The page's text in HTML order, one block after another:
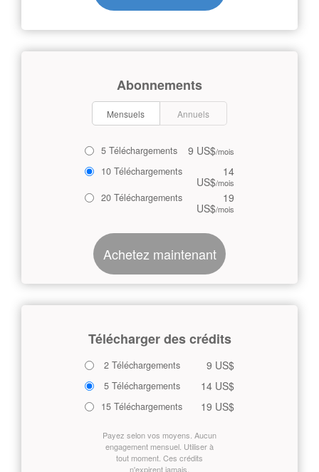
Abonnements
Mensuels Annuels
5 Téléchargements 9 US$/mois
10 Téléchargements 14
US$/mois
20 Téléchargements 19
US$/mois
Achetez maintenant
Télécharger des crédits
2 Téléchargements 9 US$
5 Téléchargements 14 US$
15 Téléchargements 19 US$
Payez selon vos moyens. Aucun
engagement mensuel. Utiliser à
tout moment. Ces crédits
n'expirent jamais.